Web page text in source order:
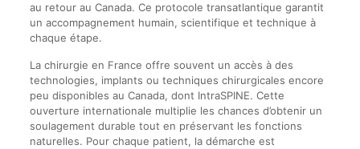
au retour au Canada. Ce protocole transatlantique garantit
un accompagnement humain, scientifique et technique à
chaque étape.
La chirurgie en France offre souvent un accès à des
technologies, implants ou techniques chirurgicales encore
peu disponibles au Canada, dont IntraSPINE. Cette
ouverture internationale multiplie les chances d’obtenir un
soulagement durable tout en préservant les fonctions
naturelles. Pour chaque patient, la démarche est